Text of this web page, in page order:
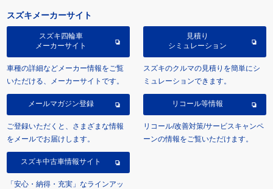
スズキメーカーサイト
スズキ四輪車
メーカーサイト
車種の詳細などメーカー情報をご覧
いただける、メーカーサイトです。
見積り
シミュレーション
スズキのクルマの見積りを簡単にシ
ミュレーションできます。
メールマガジン登録
ご登録いただくと、さまざまな情報
をメールでお届けします。
リコール等情報
リコール/改善対策/サービスキャンペ
ーンの情報をご覧いただけます。
スズキ中古車情報サイト
「安心・納得・充実」なラインアッ